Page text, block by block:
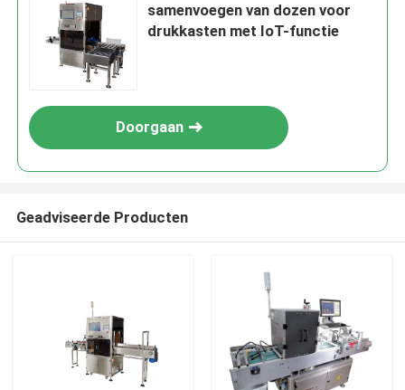
samenvoegen van dozen voor
drukkasten met IoT-functie
Doorgaan
Geadviseerde Producten